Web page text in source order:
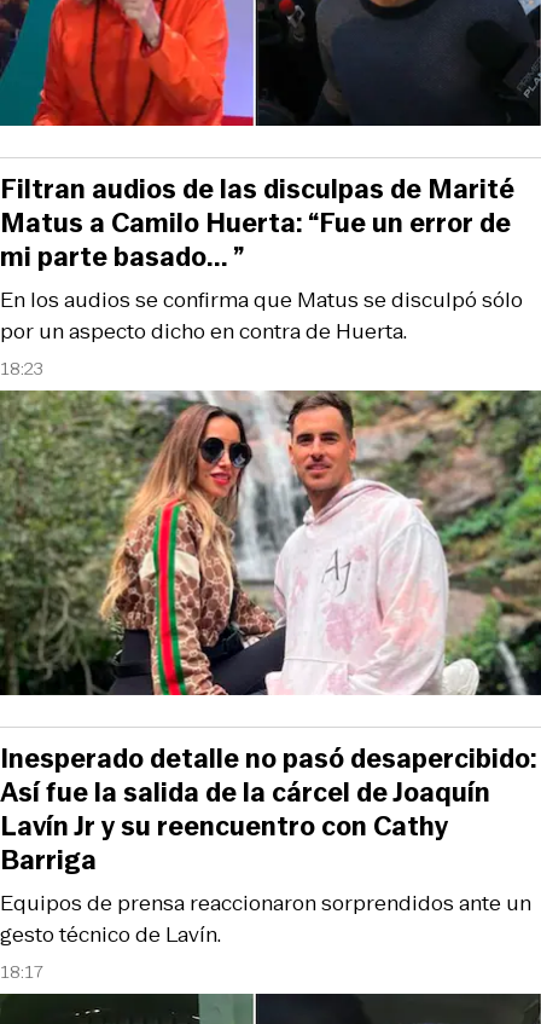
18:23
En los audios se confirma que Matus se disculpó sólo
por un aspecto dicho en contra de Huerta.
Filtran audios de las disculpas de Marité
Matus a Camilo Huerta: “Fue un error de
mi parte basado... ”
18:17
Equipos de prensa reaccionaron sorprendidos ante un
gesto técnico de Lavín.
Inesperado detalle no pasó desapercibido:
Así fue la salida de la cárcel de Joaquín
Lavín Jr y su reencuentro con Cathy
Barriga